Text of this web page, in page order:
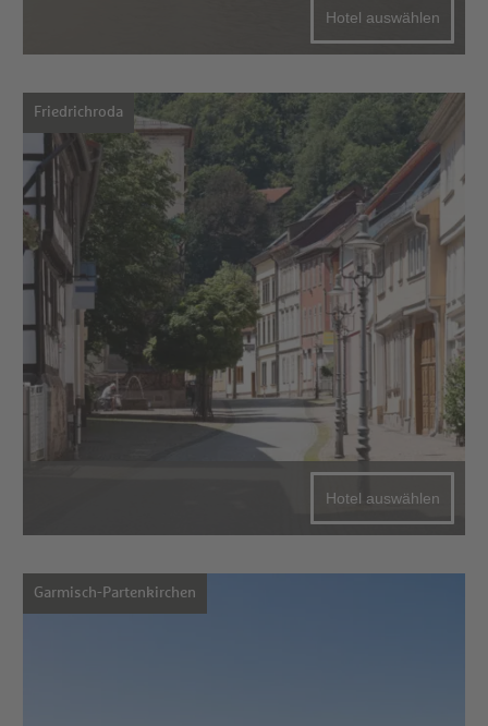
Hotel auswählen
Friedrichroda
Hotel auswählen
Garmisch-Partenkirchen